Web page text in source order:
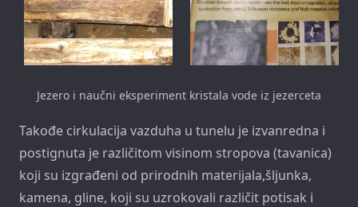
Jezero i naučni eksperiment kristala vode iz jezerceta
Takođe cirkulacija vazduha u tunelu je izvanredna i
postignuta je različitom visinom stropova (tavanica)
koji su izgrađeni od prirodnih materijala,šljunka,
kamena, gline, koji su uzrokovali različit potisak i